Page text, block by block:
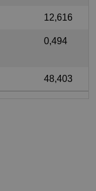
12,616
0,494
48,403